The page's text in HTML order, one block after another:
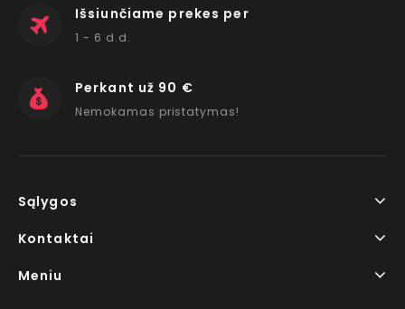
Išsiunčiame prekes per
1 - 6 d.d.
Perkant už 90 €
Nemokamas pristatymas!
Sąlygos
Kontaktai
Meniu